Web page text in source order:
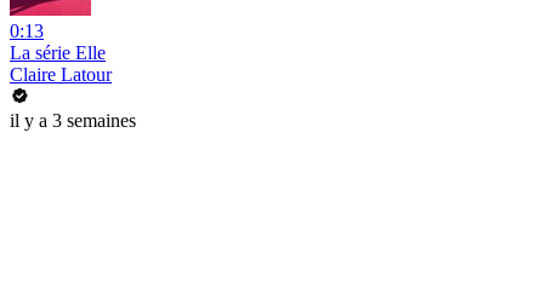
0:13
La série Elle
Claire Latour
il y a 3 semaines